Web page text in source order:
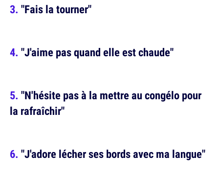
"Fais la tourner"
"J'aime pas quand elle est chaude"
"N'hésite pas à la mettre au congélo pour
la rafraîchir"
"J'adore lécher ses bords avec ma langue"